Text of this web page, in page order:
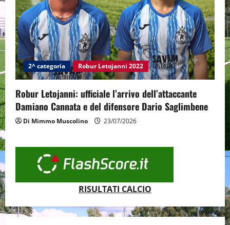
2^ categoria Robur Letojanni 2022
Robur Letojanni: ufficiale l’arrivo dell’attaccante
Damiano Cannata e del difensore Dario Saglimbene
Di Mimmo Muscolino 23/07/2026
RISULTATI CALCIO